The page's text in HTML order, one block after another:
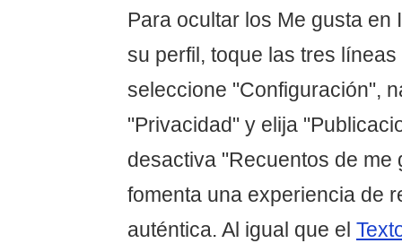
Para ocultar los Me gusta en
su perfil, toque las tres
seleccione "Configuración",
"Privacidad" y elija
desactiva "Recuentos de me
fomenta una experiencia de
auténtica. Al igual que el